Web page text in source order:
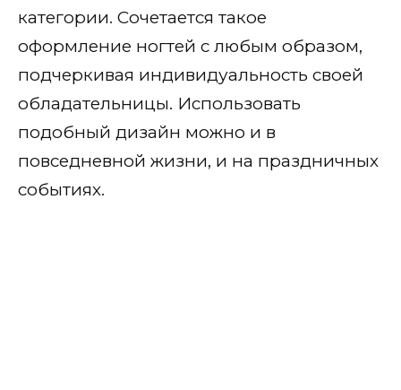
категории. Сочетается такое
оформление ногтей с любым образом,
подчеркивая индивидуальность своей
обладательницы. Использовать
подобный дизайн можно и в
повседневной жизни, и на праздничных
событиях.